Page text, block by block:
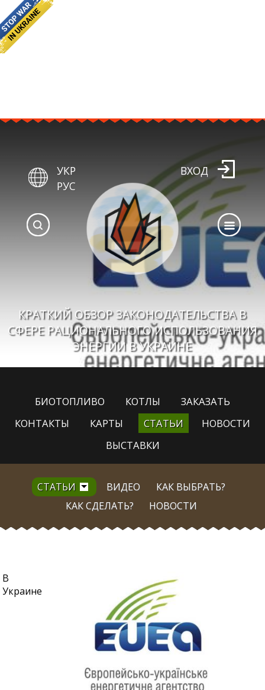
КРАТКИЙ ОБЗОР ЗАКОНОДАТЕЛЬСТВА В
СФЕРЕ РАЦИОНАЛЬНОГО ИСПОЛЬЗОВАНИЯ
ЭНЕРГИИ В УКРАИНЕ
УКР
РУС
ВХОД
БИОТОПЛИВО КОТЛЫ
ЗАКАЗАТЬ
КОНТАКТЫ
КАРТЫ СТАТЬИ
НОВОСТИ
ВЫСТАВКИ
СТАТЬИ ВИДЕО
КАК ВЫБРАТЬ?
КАК СДЕЛАТЬ?
НОВОСТИ
В
Украине